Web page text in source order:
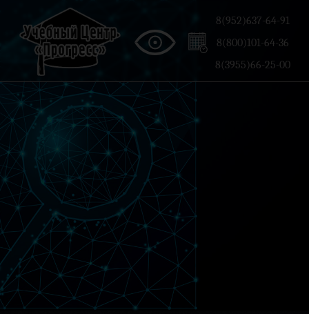
8(952)637-64-91
8(800)101-64-36
8(3955)66-25-00